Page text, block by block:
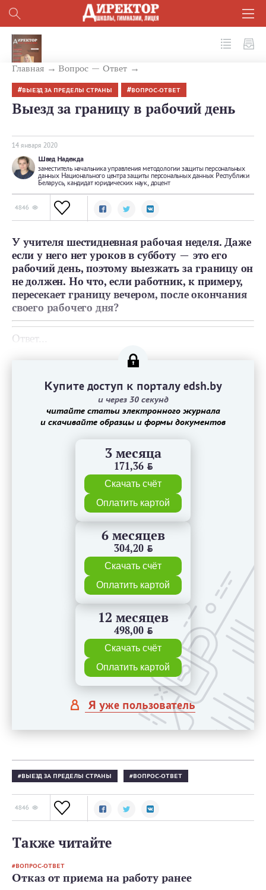
Главная Вопрос — Ответ
ВЫЕЗД ЗА ПРЕДЕЛЫ СТРАНЫ ВОПРОС-ОТВЕТ
Выезд за границу в рабочий день
14 января 2020
Швед Надежда
заместитель начальника управления методологии защиты персональных
данных Национального центра защиты персональных данных Республики
Беларусь, кандидат юридических наук, доцент
4846
У учителя шестидневная рабочая неделя. Даже
если у него нет уроков в субботу — это его
рабочий день, поэтому выезжать за границу он
не должен. Но что, если работник, к примеру,
пересекает границу вечером, после окончания
своего рабочего дня?
Ответ...
Купите доступ к порталу edsh.by
и через 30 секунд
читайте статьи электронного журнала
и скачивайте образцы и формы документов
3 месяца
171,36 BYN
Скачать счёт
Оплатить картой
6 месяцев
304,20 BYN
Скачать счёт
Оплатить картой
12 месяцев
498,00 BYN
Скачать счёт
Оплатить картой
Я уже пользователь
ВЫЕЗД ЗА ПРЕДЕЛЫ СТРАНЫ ВОПРОС-ОТВЕТ
4846
Также читайте
ВОПРОС-ОТВЕТ
Отказ от приема на работу ранее